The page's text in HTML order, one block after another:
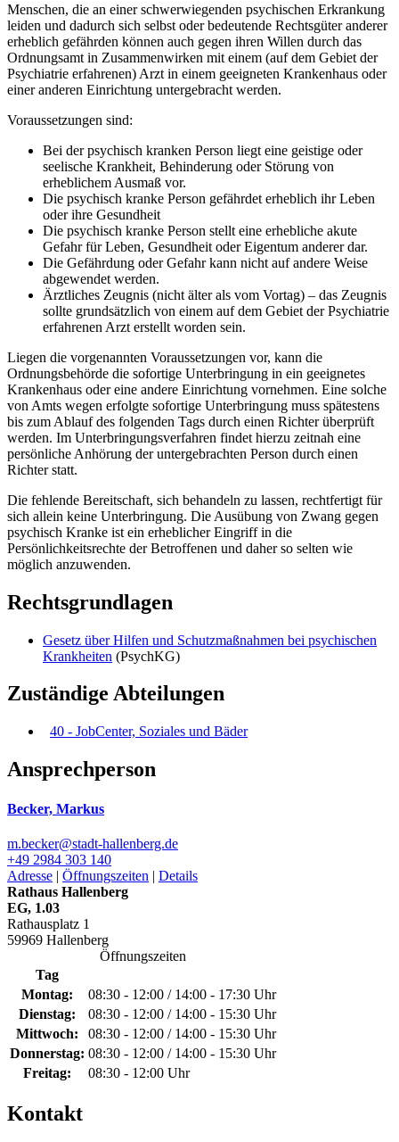
Menschen, die an einer schwerwiegenden psychischen Erkrankung
leiden und dadurch sich selbst oder bedeutende Rechtsgüter anderer
erheblich gefährden können auch gegen ihren Willen durch das
Ordnungsamt in Zusammenwirken mit einem (auf dem Gebiet der
Psychiatrie erfahrenen) Arzt in einem geeigneten Krankenhaus oder
einer anderen Einrichtung untergebracht werden.
Voraussetzungen sind:
Bei der psychisch kranken Person liegt eine geistige oder
seelische Krankheit, Behinderung oder Störung von
erheblichem Ausmaß vor.
Die psychisch kranke Person gefährdet erheblich ihr Leben
oder ihre Gesundheit
Die psychisch kranke Person stellt eine erhebliche akute
Gefahr für Leben, Gesundheit oder Eigentum anderer dar.
Die Gefährdung oder Gefahr kann nicht auf andere Weise
abgewendet werden.
Ärztliches Zeugnis (nicht älter als vom Vortag) – das Zeugnis
sollte grundsätzlich von einem auf dem Gebiet der Psychiatrie
erfahrenen Arzt erstellt worden sein.
Liegen die vorgenannten Voraussetzungen vor, kann die
Ordnungsbehörde die sofortige Unterbringung in ein geeignetes
Krankenhaus oder eine andere Einrichtung vornehmen. Eine solche
von Amts wegen erfolgte sofortige Unterbringung muss spätestens
bis zum Ablauf des folgenden Tags durch einen Richter überprüft
werden. Im Unterbringungsverfahren findet hierzu zeitnah eine
persönliche Anhörung der untergebrachten Person durch einen
Richter statt.
Die fehlende Bereitschaft, sich behandeln zu lassen, rechtfertigt für
sich allein keine Unterbringung. Die Ausübung von Zwang gegen
psychisch Kranke ist ein erheblicher Eingriff in die
Persönlichkeitsrechte der Betroffenen und daher so selten wie
möglich anzuwenden.
Rechtsgrundlagen
Gesetz über Hilfen und Schutzmaßnahmen bei psychischen
Krankheiten (PsychKG)
Zuständige Abteilungen
40 - JobCenter, Soziales und Bäder
Ansprechperson
Becker, Markus
m.becker@­stadt-hallenberg.de
+49 2984 303 140
Adresse | Öffnungszeiten | Details
Rathaus Hallenberg
EG, 1.03
Rathausplatz 1
59969 Hallenberg
Öffnungszeiten
Tag
Montag:
08:30 - 12:00 / 14:00 - 17:30 Uhr
Dienstag:
08:30 - 12:00 / 14:00 - 15:30 Uhr
Mittwoch:
08:30 - 12:00 / 14:00 - 15:30 Uhr
Donnerstag: 08:30 - 12:00 / 14:00 - 15:30 Uhr
Freitag:
08:30 - 12:00 Uhr
Kontakt